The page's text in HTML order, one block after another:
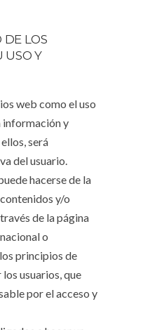
DE LOS
USO Y
web como el uso
información y
será
del usuario.
hacerse de la
y/o
de la página
o
principios de
usuarios, que
por el acceso y